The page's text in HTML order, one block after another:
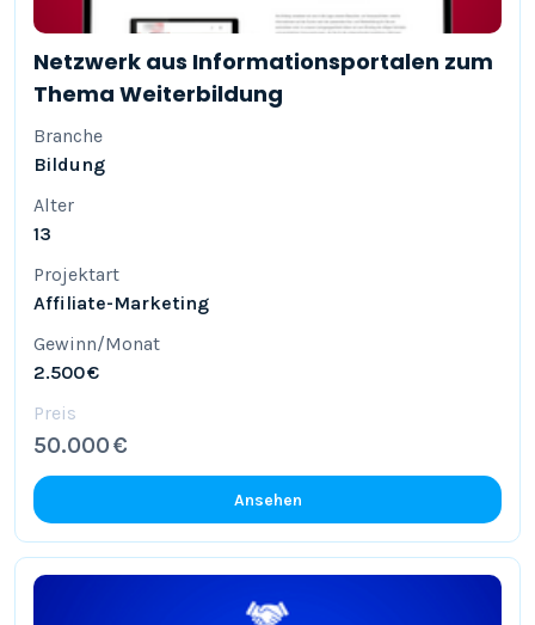
Netzwerk aus Informationsportalen zum
Thema Weiterbildung
Branche
Bildung
Alter
13
Projektart
Affiliate-Marketing
Gewinn/Monat
2.500 €
Preis
50.000 €
Ansehen